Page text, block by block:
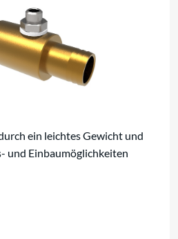
ein leichtes Gewicht und
und Einbaumöglichkeiten